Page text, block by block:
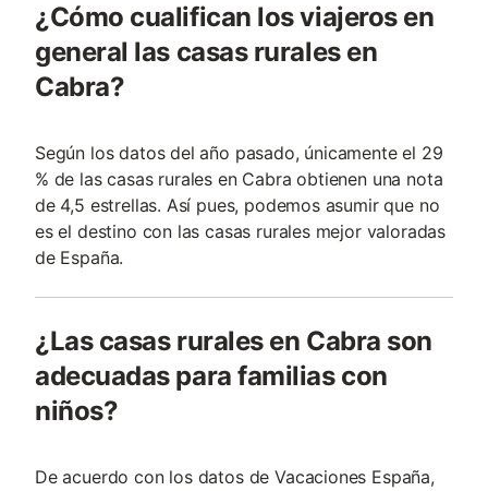
¿Cómo cualifican los viajeros en
general las casas rurales en
Cabra?
Según los datos del año pasado, únicamente el 29
% de las casas rurales en Cabra obtienen una nota
de 4,5 estrellas. Así pues, podemos asumir que no
es el destino con las casas rurales mejor valoradas
de España.
¿Las casas rurales en Cabra son
adecuadas para familias con
niños?
De acuerdo con los datos de Vacaciones España,